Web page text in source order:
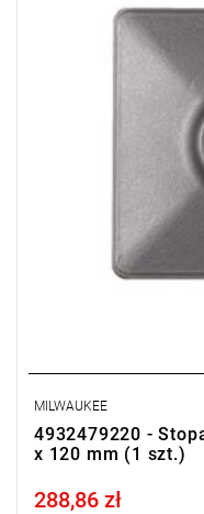
Wymaga
MILWAUKEE
4932479220 -
x 120 mm (1 szt.)
Price tax included
288,86 zł